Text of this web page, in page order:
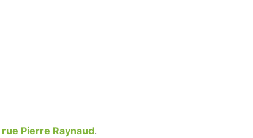
rue Pierre Raynaud.